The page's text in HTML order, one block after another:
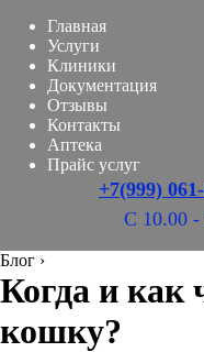
Главная
Услуги
Клиники
Документация
Отзывы
Контакты
Аптека
Прайс услуг
+7(999)
С 10.00 -
Блог ›
Когда и как
кошку?